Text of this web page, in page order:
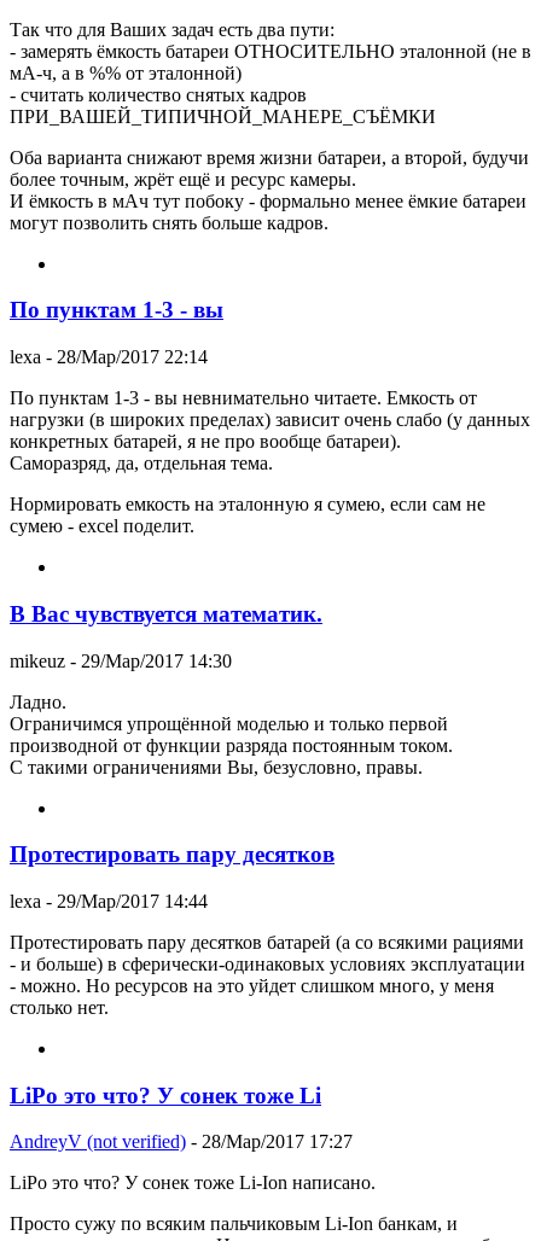
Так что для Ваших задач есть два пути:
- замерять ёмкость батареи ОТНОСИТЕЛЬНО эталонной (не в
мА-ч, а в %% от эталонной)
- считать количество снятых кадров
ПРИ_ВАШЕЙ_ТИПИЧНОЙ_МАНЕРЕ_СЪЁМКИ
Оба варианта снижают время жизни батареи, а второй, будучи
более точным, жрёт ещё и ресурс камеры.
И ёмкость в мАч тут побоку - формально менее ёмкие батареи
могут позволить снять больше кадров.
По пунктам 1-3 - вы
lexa - 28/Мар/2017 22:14
По пунктам 1-3 - вы невнимательно читаете. Емкость от
нагрузки (в широких пределах) зависит очень слабо (у данных
конкретных батарей, я не про вообще батареи).
Саморазряд, да, отдельная тема.
Нормировать емкость на эталонную я сумею, если сам не
сумею - excel поделит.
В Вас чувствуется математик.
mikeuz - 29/Мар/2017 14:30
Ладно.
Ограничимся упрощённой моделью и только первой
производной от функции разряда постоянным током.
С такими ограничениями Вы, безусловно, правы.
Протестировать пару десятков
lexa - 29/Мар/2017 14:44
Протестировать пару десятков батарей (а со всякими рациями
- и больше) в сферически-одинаковых условиях эксплуатации
- можно. Но ресурсов на это уйдет слишком много, у меня
столько нет.
LiPo это что? У сонек тоже Li
AndreyV (not verified) - 28/Мар/2017 17:27
LiPo это что? У сонек тоже Li-Ion написано.
Просто сужу по всяким пальчиковым Li-Ion банкам, и